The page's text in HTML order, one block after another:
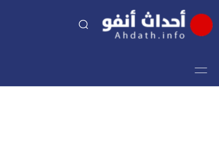
اقتصاد